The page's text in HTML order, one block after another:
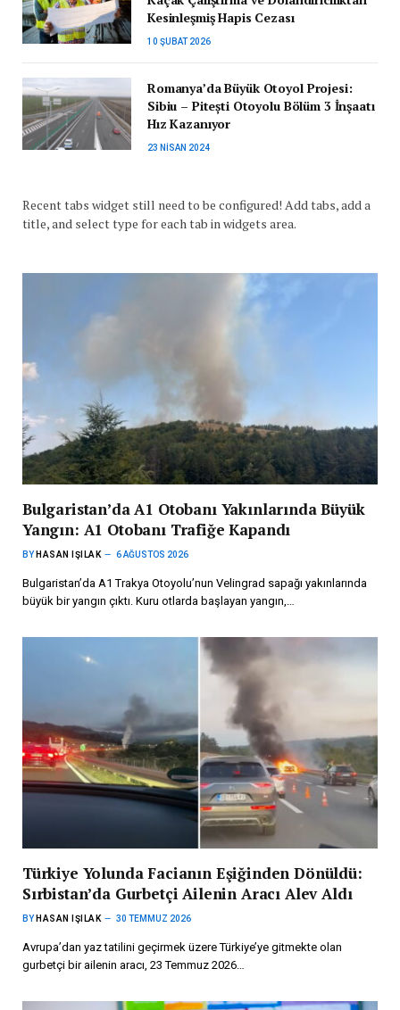
Kesinleşmiş Hapis Cezası
10 ŞUBAT 2026
Romanya’da Büyük Otoyol Projesi:
Sibiu – Pitești Otoyolu Bölüm 3 İnşaatı
Hız Kazanıyor
23 NISAN 2024
Recent tabs widget still need to be configured! Add tabs, add a
title, and select type for each tab in widgets area.
Bulgaristan’da A1 Otobanı Yakınlarında Büyük
Yangın: A1 Otobanı Trafiğe Kapandı
BY HASAN IŞILAK 6 AĞUSTOS 2026
Bulgaristan’da A1 Trakya Otoyolu’nun Velingrad sapağı yakınlarında
büyük bir yangın çıktı. Kuru otlarda başlayan yangın,…
Türkiye Yolunda Facianın Eşiğinden Dönüldü:
Sırbistan’da Gurbetçi Ailenin Aracı Alev Aldı
BY HASAN IŞILAK 30 TEMMUZ 2026
Avrupa’dan yaz tatilini geçirmek üzere Türkiye’ye gitmekte olan
gurbetçi bir ailenin aracı, 23 Temmuz 2026…